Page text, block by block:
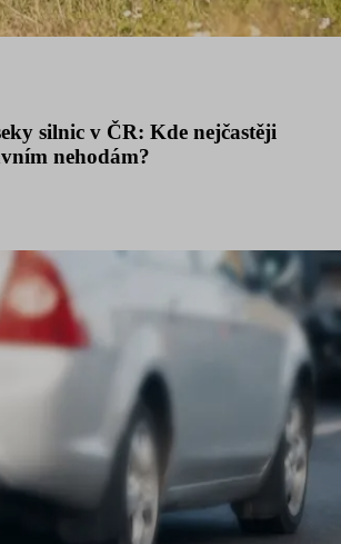
silnic v ČR: Kde nejčastěji
nehodám?